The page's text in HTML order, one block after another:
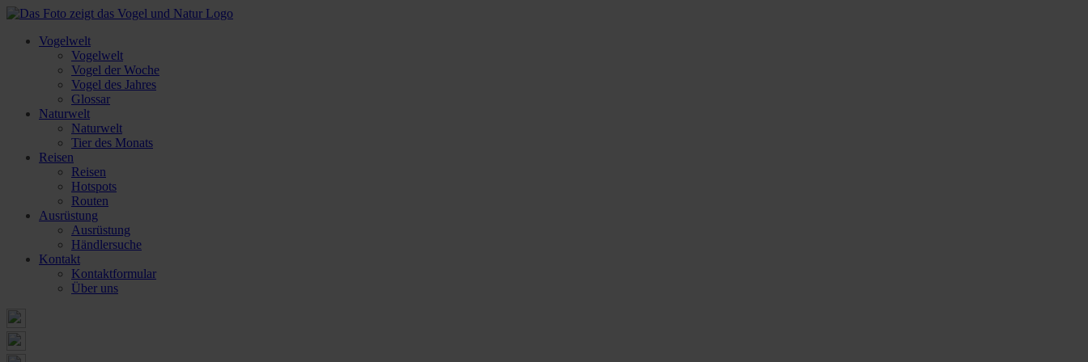
Vogelwelt
Vogelwelt
Vogel der Woche
Vogel des Jahres
Glossar
Naturwelt
Naturwelt
Tier des Monats
Reisen
Reisen
Hotspots
Routen
Ausrüstung
Ausrüstung
Händlersuche
Kontakt
Kontaktformular
Über uns